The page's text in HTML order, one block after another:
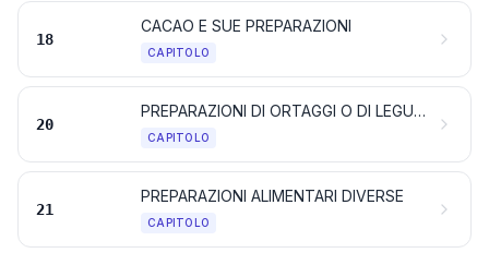
18
CACAO E SUE PREPARAZIONI
CAPITOLO
20
PREPARAZIONI DI ORTAGGI O DI LEGUMI, DI FRUTTA, DI FRUTTA A GUSCIO O DI ALTRE PARTI DI PIANTE
CAPITOLO
21
PREPARAZIONI ALIMENTARI DIVERSE
CAPITOLO